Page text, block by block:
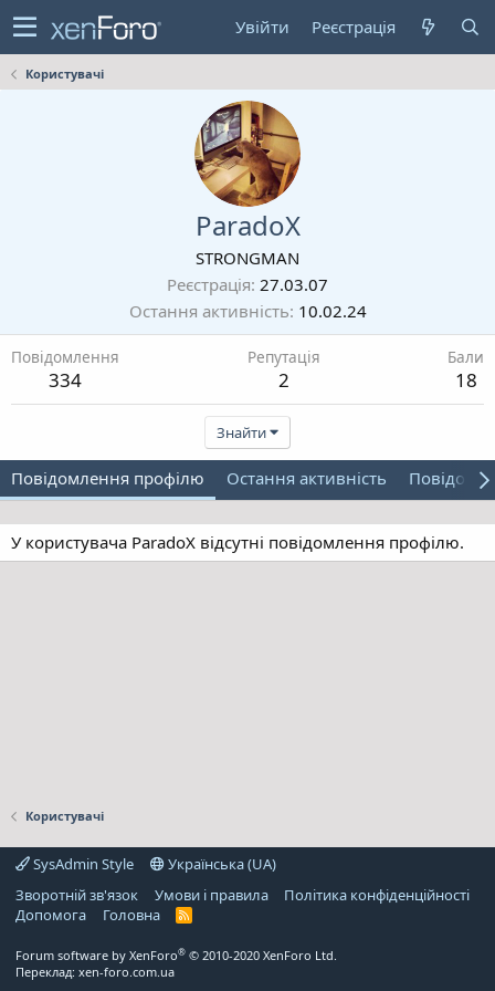
Увійти Реєстрація
Користувачі
ParadoX
STRONGMAN
Реєстрація 27.03.07
Остання активність 10.02.24
Повідомлення
334
Репутація
2
Бали
18
Знайти
Повідомлення профілю Остання активність
У користувача ParadoX відсутні повідомлення профілю.
Користувачі
SysAdmin Style
Українська (UA)
Зворотній зв'язок
Умови і правила
Політика конфіденційності
Дoпoмoга
Головна
R
Forum software by XenForo® © 2010-2020 XenForo Ltd.
Переклад: xen-foro.com.ua